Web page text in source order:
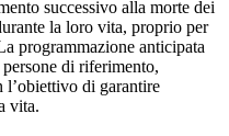
successivo alla morte dei
la loro vita, proprio per
programmazione anticipata
di riferimento,
l’obiettivo di garantire
vita.